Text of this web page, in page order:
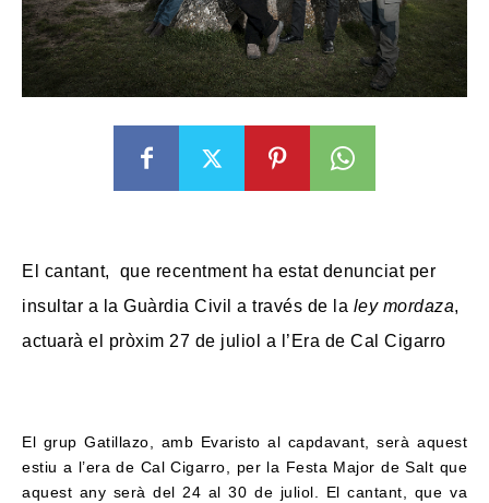
El cantant, que recentment ha estat denunciat per
insultar a la Guàrdia Civil a través de la ley mordaza,
actuarà el pròxim 27 de juliol a l’Era de Cal Cigarro
El grup Gatillazo, amb Evaristo al capdavant, serà aquest
estiu a l’era de Cal Cigarro, per la Festa Major de Salt que
aquest any serà del 24 al 30 de juliol. El cantant, que va